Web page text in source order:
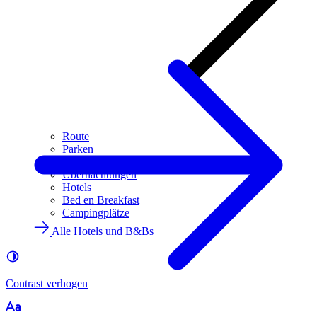
Route
Parken
Übernachtungen
Hotels
Bed en Breakfast
Campingplätze
Alle Hotels und B&Bs
Contrast verhogen